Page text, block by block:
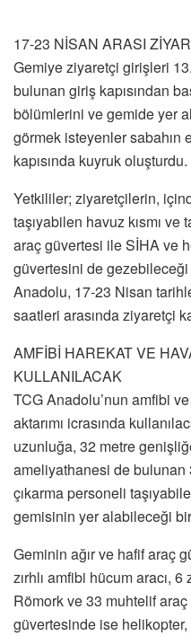
17-23 NİSAN ARASI
Gemiye ziyaretçi girişleri
bulunan giriş kapısından
bölümlerini ve gemide yer
görmek isteyenler
kapısında kuyruk oluşturdu.
Yetkililer; ziyaretçilerin,
taşıyabilen havuz kısmı ve
araç güvertesi ile SİHA ve
güvertesini de
Anadolu, 17-23 Nisan
saatleri arasında ziyaretçi
AMFİBİ HAREKAT VE
KULLANILACAK
TCG Anadolu’nun amfibi
aktarımı icrasında
uzunluğa, 32 metre
ameliyathanesi de bulunan
çıkarma personeli
gemisinin yer alabileceği
Geminin ağır ve hafif araç
zırhlı amfibi hücum aracı, 6
Römork ve 33 muhtelif
güvertesinde ise